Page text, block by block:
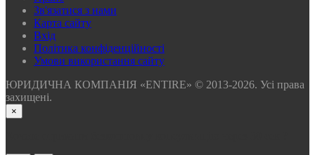
Зв'язатися з нами
Карта сайту
Вхід
Політика конфіденційності
Умови використання сайту
ЮРИДИЧНА КОМПАНІЯ «ENTIRE» © 2013-2026. Усі права
захищені.
×